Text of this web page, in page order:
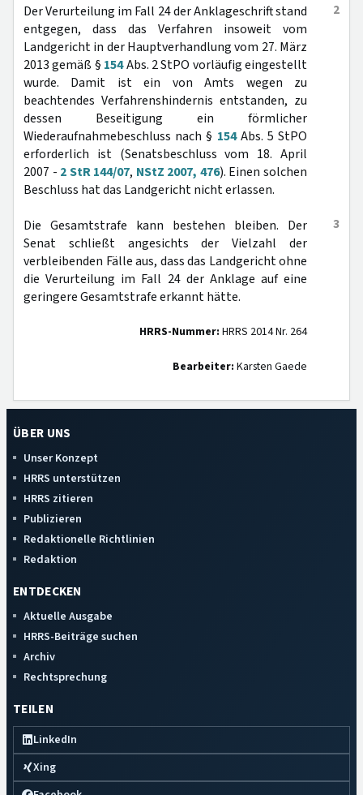
2
Der Verurteilung im Fall 24 der Anklageschrift stand
entgegen, dass das Verfahren insoweit vom
Landgericht in der Hauptverhandlung vom 27. März
2013 gemäß § 154Abs. 2 StPO vorläufig eingestellt
wurde. Damit ist ein von Amts wegen zu
beachtendes Verfahrenshindernis entstanden, zu
dessen Beseitigung ein förmlicher
Wiederaufnahmebeschluss nach § 154Abs. 5 StPO
erforderlich ist (Senatsbeschluss vom 18. April
2007 - 2 StR 144/07, NStZ 2007, 476). Einen solchen
Beschluss hat das Landgericht nicht erlassen.
3
Die Gesamtstrafe kann bestehen bleiben. Der
Senat schließt angesichts der Vielzahl der
verbleibenden Fälle aus, dass das Landgericht ohne
die Verurteilung im Fall 24 der Anklage auf eine
geringere Gesamtstrafe erkannt hätte.
HRRS-Nummer: HRRS 2014 Nr. 264
Bearbeiter: Karsten Gaede
ÜBER UNS
Unser Konzept
HRRS unterstützen
HRRS zitieren
Publizieren
Redaktionelle Richtlinien
Redaktion
ENTDECKEN
Aktuelle Ausgabe
HRRS-Beiträge suchen
Archiv
Rechtsprechung
TEILEN
LinkedIn
Xing